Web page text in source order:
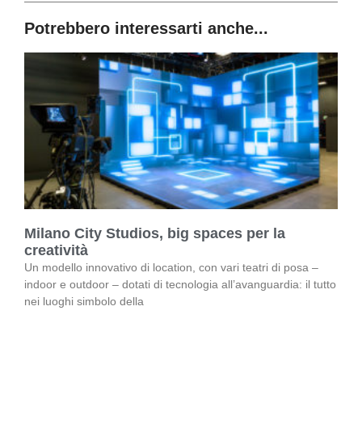
Potrebbero interessarti anche...
Milano City Studios, big spaces per la
creatività
Un modello innovativo di location, con vari teatri di posa –
indoor e outdoor – dotati di tecnologia all’avanguardia: il tutto
nei luoghi simbolo della